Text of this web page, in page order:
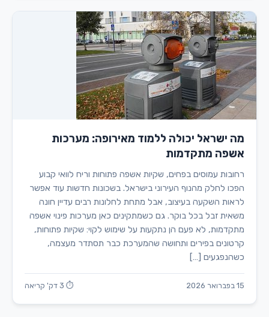
מה ישראל יכולה ללמוד מאירופה: מערכות
אשפה מתקדמות
רחובות עמוסים בפחים, שקיות אשפה פתוחות וריח לוואי קבוע
הפכו לחלק מהנוף העירוני בישראל. בשכונות חדשות עוד אפשר
לראות השקעה בעיצוב, אבל מתחת לחלונות רבים עדיין חונה
משאית זבל בכל בוקר. גם כשמתקינים כאן מערכות פינוי אשפה
מתקדמות, לא פעם הן נתקעות על שימוש לקוי: שקיות פתוחות,
קרטונים בפירים ותחושה שהמערכת כבר תסתדר מעצמה,
כשהנפגעים […]
15 בפברואר 2026 ⏱ 3 דק' קריאה